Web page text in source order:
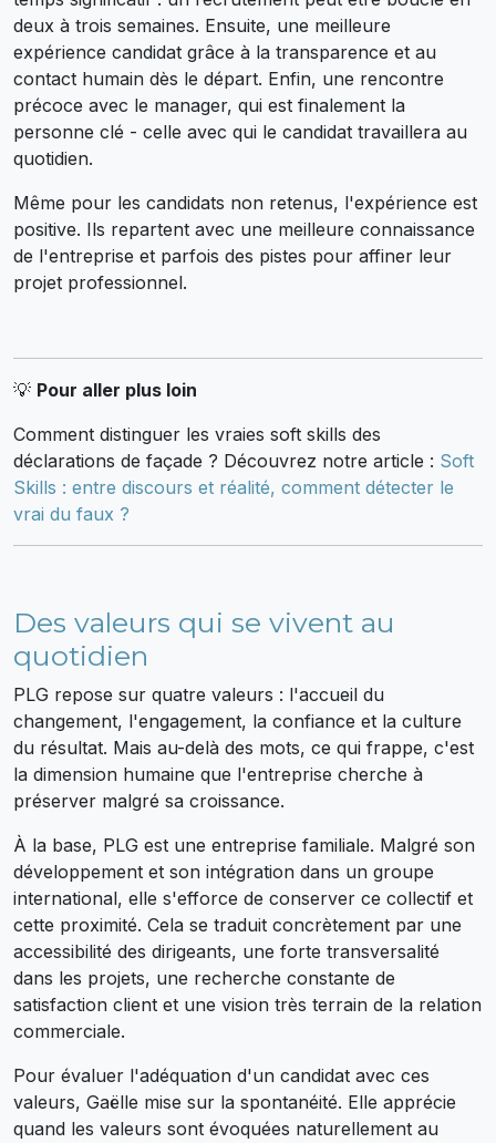
deux à trois semaines. Ensuite, une meilleure
expérience candidat grâce à la transparence et au
contact humain dès le départ. Enfin, une rencontre
précoce avec le manager, qui est finalement la
personne clé - celle avec qui le candidat travaillera au
quotidien.
Même pour les candidats non retenus, l'expérience est
positive. Ils repartent avec une meilleure connaissance
de l'entreprise et parfois des pistes pour affiner leur
projet professionnel.
💡 Pour aller plus loin
Comment distinguer les vraies soft skills des
déclarations de façade ? Découvrez notre article : Soft
Skills : entre discours et réalité, comment détecter le
vrai du faux ?
Des valeurs qui se vivent au
quotidien
PLG repose sur quatre valeurs : l'accueil du
changement, l'engagement, la confiance et la culture
du résultat. Mais au-delà des mots, ce qui frappe, c'est
la dimension humaine que l'entreprise cherche à
préserver malgré sa croissance.
À la base, PLG est une entreprise familiale. Malgré son
développement et son intégration dans un groupe
international, elle s'efforce de conserver ce collectif et
cette proximité. Cela se traduit concrètement par une
accessibilité des dirigeants, une forte transversalité
dans les projets, une recherche constante de
satisfaction client et une vision très terrain de la relation
commerciale.
Pour évaluer l'adéquation d'un candidat avec ces
valeurs, Gaëlle mise sur la spontanéité. Elle apprécie
quand les valeurs sont évoquées naturellement au